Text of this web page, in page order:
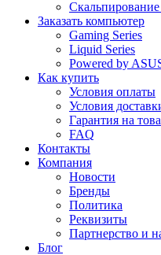
Скальпирование
Заказать компьютер
Gaming Series
Liquid Series
Powered by
Как купить
Условия оплаты
Условия
Гарантия на
FAQ
Контакты
Компания
Новости
Бренды
Политика
Реквизиты
Партнерство и
Блог